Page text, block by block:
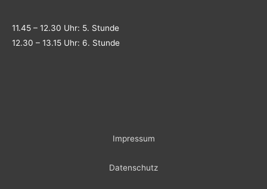
11.45 – 12.30 Uhr: 5. Stunde
12.30 – 13.15 Uhr: 6. Stunde
Impressum
Datenschutz